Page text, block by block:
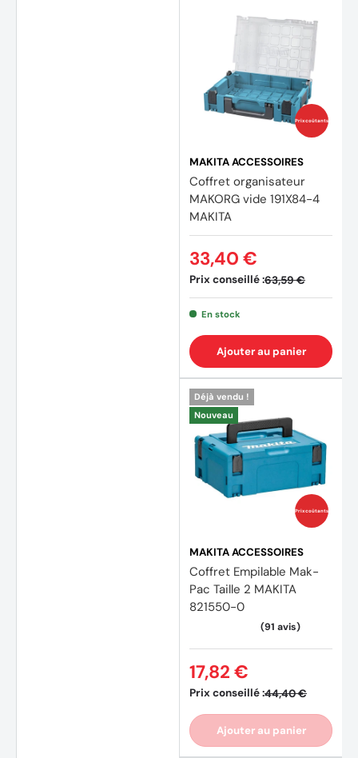
Prix coûtants
MAKITA ACCESSOIRES
Coffret organisateur
MAKORG vide 191X84-4
MAKITA
Prix conseillé :63,59 €
33,40 €
En stock
Ajouter au panier
Prix coûtants
Déjà vendu !
Nouveau
MAKITA ACCESSOIRES
Coffret Empilable Mak-
Pac Taille 2 MAKITA
821550-0
Prix conseillé :44,40 €
17,82 €
Ajouter au panier